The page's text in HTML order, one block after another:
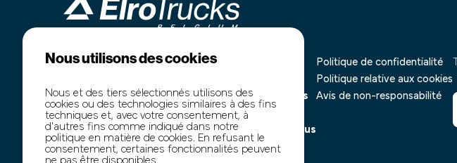
Industrieterrein Kanaal Noord 1636
+32 (0)89 77 74 60
+32 (0)474 54 47 91
info@elro-trucks.be
Marchés publics
Transport
À propos de nous
Contact
Politique de confidentialité
Politique relative aux cookies
Avis de non-responsabilité
Nous utilisons des cookies
Nous et des tiers sélectionnés utilisons des
cookies ou des technologies similaires à des fins
techniques et, avec votre consentement, à
d'autres fins comme indiqué dans notre
politique en matière de cookies. En refusant le
consentement, certaines fonctionnalités peuvent